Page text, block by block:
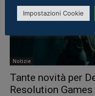
Notizie
Tante novità per
Resolution
Impostazioni Cookie